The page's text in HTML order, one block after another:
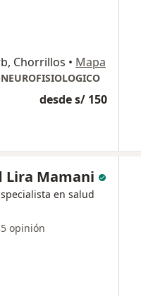
Chorrillos • Mapa
desde s/ 150
Lira Mamani
en salud
opinión